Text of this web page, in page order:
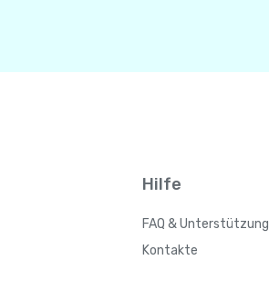
Hilfe
FAQ & Unterstützung
Kontakte